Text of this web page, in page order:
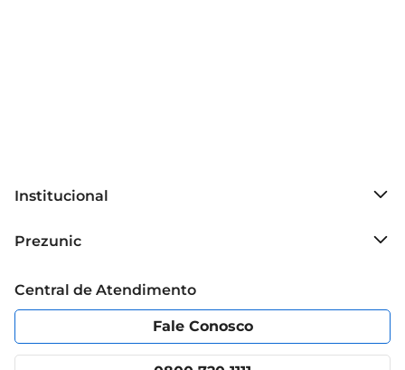
Institucional
Grupo Cencosud
Política de Privacidade
Portal do fornecedor
Cencosud Media
Prezunic
Código de Ética
App Prezunic
Central de Atendimento
Fale Conosco